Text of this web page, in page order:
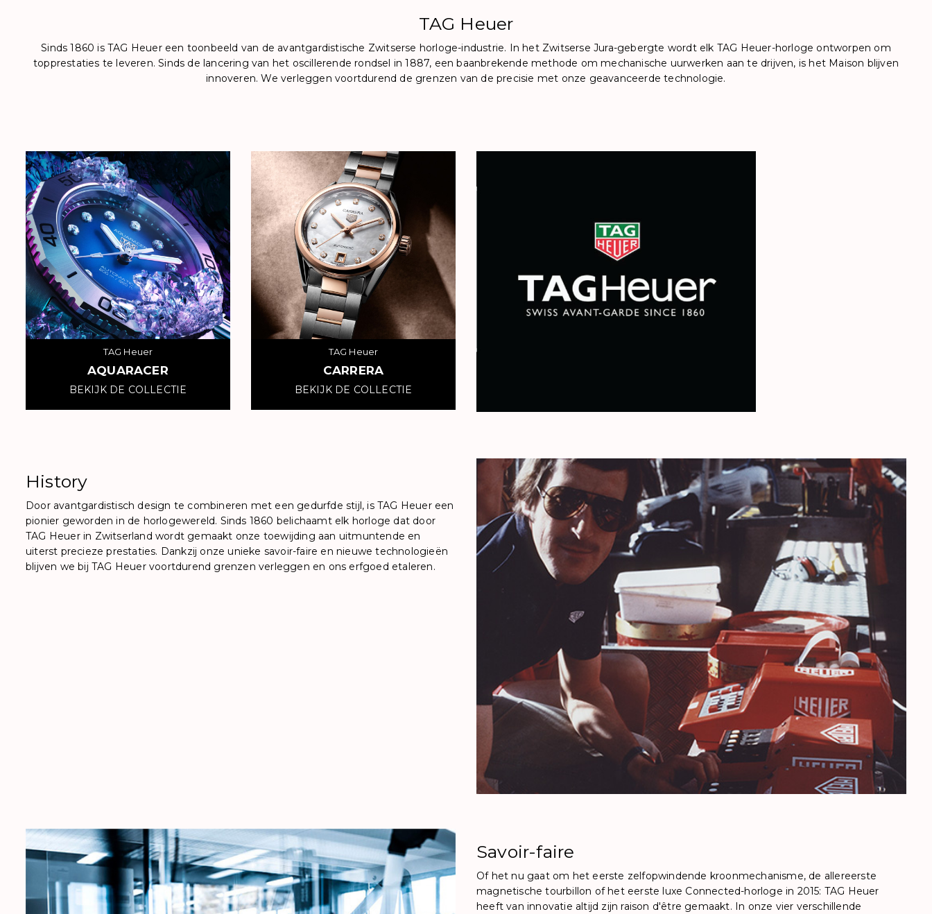
TAG Heuer
Sinds 1860 is TAG Heuer een toonbeeld van de avantgardistische Zwitserse horloge-industrie. In het Zwitserse Jura-gebergte wordt elk TAG Heuer-horloge ontworpen om
topprestaties te leveren. Sinds de lancering van het oscillerende rondsel in 1887, een baanbrekende methode om mechanische uurwerken aan te drijven, is het Maison blijven
innoveren. We verleggen voortdurend de grenzen van de precisie met onze geavanceerde technologie.
TAG Heuer
AQUARACER
BEKIJK DE COLLECTIE
TAG Heuer
CARRERA
BEKIJK DE COLLECTIE
History
Door avantgardistisch design te combineren met een gedurfde stijl, is TAG Heuer een
pionier geworden in de horlogewereld. Sinds 1860 belichaamt elk horloge dat door
TAG Heuer in Zwitserland wordt gemaakt onze toewijding aan uitmuntende en
uiterst precieze prestaties. Dankzij onze unieke savoir-faire en nieuwe technologieën
blijven we bij TAG Heuer voortdurend grenzen verleggen en ons erfgoed etaleren.
Savoir-faire
Of het nu gaat om het eerste zelfopwindende kroonmechanisme, de allereerste
magnetische tourbillon of het eerste luxe Connected-horloge in 2015: TAG Heuer
heeft van innovatie altijd zijn raison d'être gemaakt. In onze vier verschillende